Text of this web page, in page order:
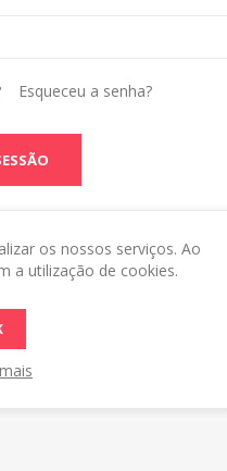
Esqueceu a senha?
os nossos serviços. Ao
a utilização de cookies.